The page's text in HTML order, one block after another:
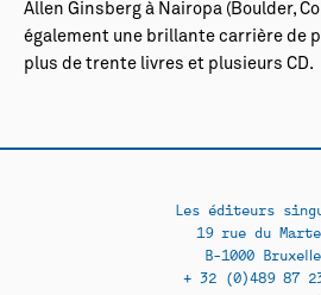
Allen Ginsberg à Nairopa (Boulder,
également une brillante carrière de
plus de trente livres et plusieurs CD.
Les éditeurs
19 rue du
B-1000
+ 32 (0)489 87